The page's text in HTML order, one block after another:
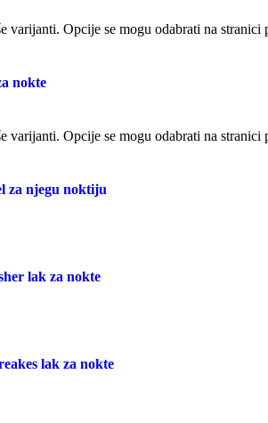
varijanti. Opcije se mogu odabrati na stranici
nokte
varijanti. Opcije se mogu odabrati na stranici
za njegu noktiju
lak za nokte
lak za nokte